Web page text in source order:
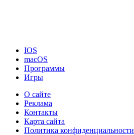
IOS
macOS
Программы
Игры
О сайте
Реклама
Контакты
Карта сайта
Политика конфиденциальности